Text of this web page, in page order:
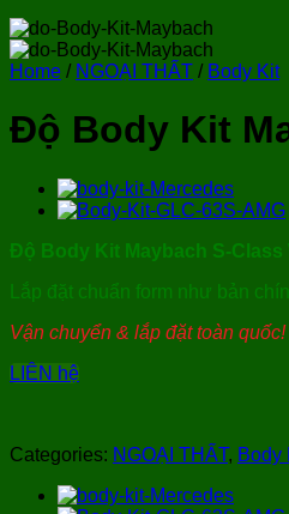
Home / NGOẠI THẤT / Body Kit
Độ Body Kit
Độ Body Kit Maybach S-Class
Lắp đặt chuẩn form như bản
Vận chuyển & lắp đặt toàn quốc!
LIÊN hệ
Categories: NGOẠI THẤT, Body